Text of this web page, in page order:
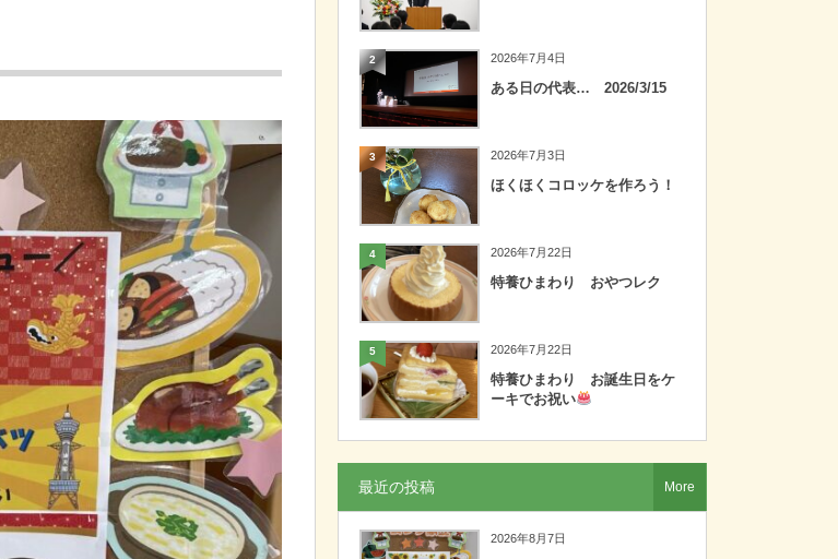
2 2026年7月4日
ある日の代表… 2026/3/15
3 2026年7月3日
ほくほくコロッケを作ろう！
4 2026年7月22日
特養ひまわり おやつレク
5 2026年7月22日
特養ひまわり お誕生日をケ
ーキでお祝い
最近の投稿
2026年8月7日
More